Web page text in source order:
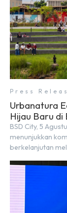
Press
Urbanatura
Hijau Baru di
BSD City, 5
menunjukkan
berkelanjutan
jalur sungai
Pathway.
perusahaan